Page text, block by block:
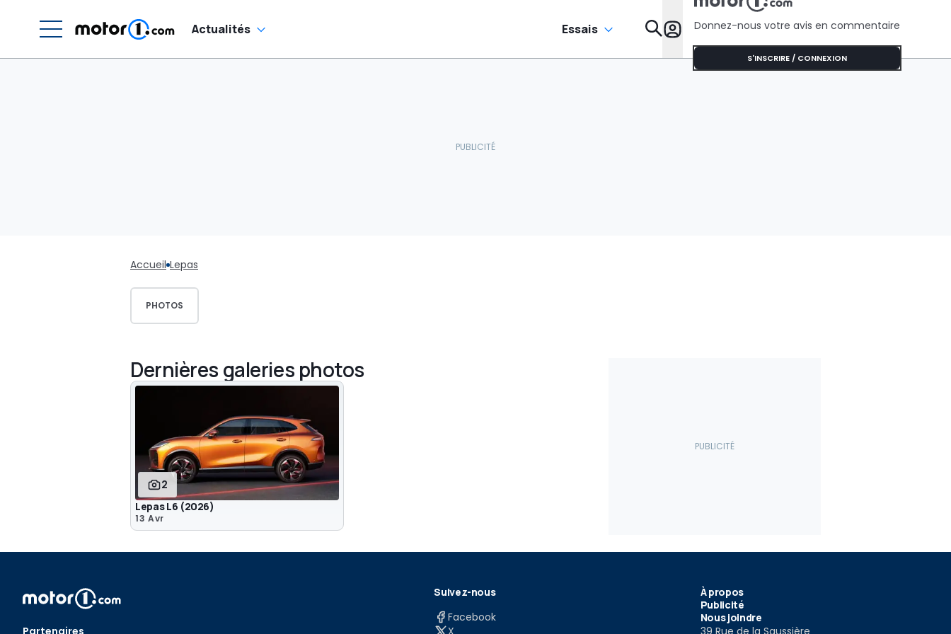
Actualités Essais Donnez-nous votre avis en commentaire
S'INSCRIRE / CONNEXION
Accueil Lepas
PHOTOS
Dernières galeries photos
2
Lepas L6 (2026)
13 Avr
Partenaires
Suivez-nous
Facebook
X
À propos
Publicité
Nous joindre
39 Rue de la Saussière